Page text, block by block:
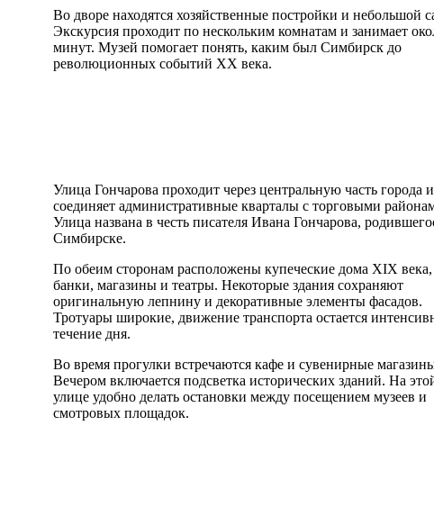
Во дворе находятся хозяйственные постройки и небольшой
Экскурсия проходит по нескольким комнатам и занимает
минут. Музей помогает понять, каким был Симбирск до
революционных событий XX века.
Улица Гончарова проходит через центральную часть города и
соединяет административные кварталы с торговыми
Улица названа в честь писателя Ивана Гончарова,
Симбирске.
По обеим сторонам расположены купеческие дома XIX века,
банки, магазины и театры. Некоторые здания сохраняют
оригинальную лепнину и декоративные элементы фасадов.
Тротуары широкие, движение транспорта остается
течение дня.
Во время прогулки встречаются кафе и сувенирные
Вечером включается подсветка исторических зданий. На
улице удобно делать остановки между посещением музеев и
смотровых площадок.